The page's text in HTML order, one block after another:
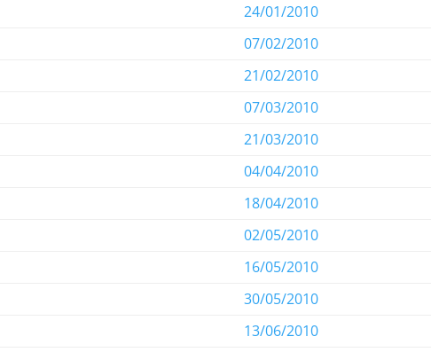
24/01/2010
07/02/2010
21/02/2010
07/03/2010
21/03/2010
04/04/2010
18/04/2010
02/05/2010
16/05/2010
30/05/2010
13/06/2010